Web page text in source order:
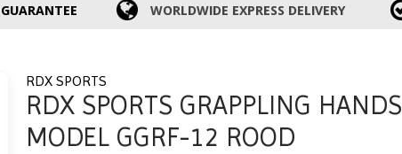
WORLDWIDE EXPRESS DELIVERY
RDX SPORTS
RDX SPORTS GRAPPLING
MODEL GGRF-12 ROOD